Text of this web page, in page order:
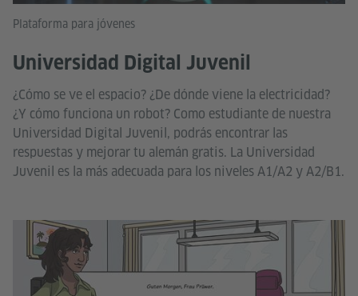
Plataforma para jóvenes
Universidad Digital Juvenil
¿Cómo se ve el espacio? ¿De dónde viene la electricidad?
¿Y cómo funciona un robot? Como estudiante de nuestra
Universidad Digital Juvenil, podrás encontrar las
respuestas y mejorar tu alemán gratis. La Universidad
Juvenil es la más adecuada para los niveles A1/A2 y A2/B1.